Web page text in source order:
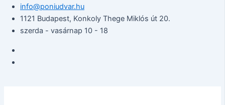
info@poniudvar.hu
1121 Budapest, Konkoly Thege Miklós út 20.
szerda - vasárnap 10 - 18